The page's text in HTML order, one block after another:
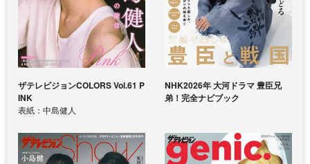
ザテレビジョンCOLORS Vol.61 P
INK
表紙：中島健人
NHK2026年 大河ドラマ 豊臣兄
弟！完全ナビブック